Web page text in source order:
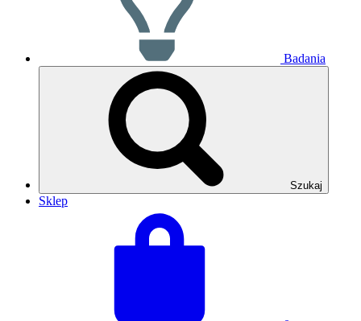
Badania
Szukaj
Sklep